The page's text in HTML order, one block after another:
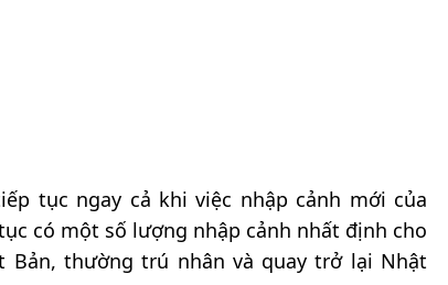
tục ngay cả khi việc nhập cảnh mới của
có một số lượng nhập cảnh nhất định cho
thường trú nhân và quay trở lại Nhật